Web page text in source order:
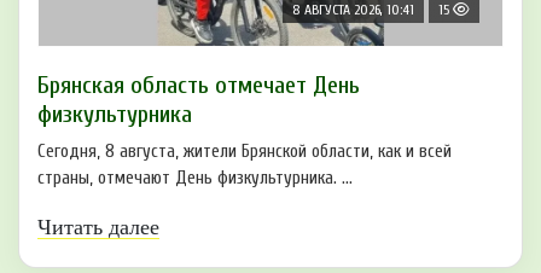
8 АВГУСТА 2026, 10:41 15
Брянская область отмечает День
физкультурника
Сегодня, 8 августа, жители Брянской области, как и всей
страны, отмечают День физкультурника. ...
Читать далее